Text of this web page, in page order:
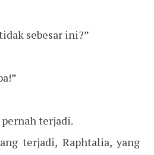
sebesar ini?”
terjadi.
terjadi, Raphtalia, yang